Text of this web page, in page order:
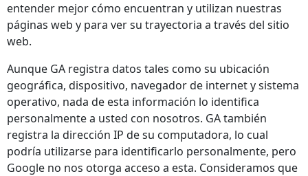
entender mejor cómo encuentran y utilizan nuestras
páginas web y para ver su trayectoria a través del sitio
web.
Aunque GA registra datos tales como su ubicación
geográfica, dispositivo, navegador de internet y sistema
operativo, nada de esta información lo identifica
personalmente a usted con nosotros. GA también
registra la dirección IP de su computadora, lo cual
podría utilizarse para identificarlo personalmente, pero
Google no nos otorga acceso a esta. Consideramos que